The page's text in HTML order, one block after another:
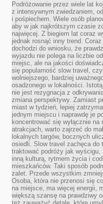
Podróżowanie przez wiele lat
z intensywnym zwiedzaniem,
i pośpiechem. Wiele osób
aby w jak najkrótszym czasie
najwięcej. Z biegiem lat coraz
jednak rosnąć inny trend.
dochodzi do wniosku, że
wyjazdu nie polega na liczbie
miejsc, ale na jakości
się popularność slow travel,
wolniejszego, bardziej
osadzonego w lokalności.
nie jest rezygnacja z
zmiana perspektywy. Zamiast
miast w tydzień, lepiej
jednym miejscu i naprawdę je
koncentrować się wyłącznie na
atrakcjach, warto zajrzeć do
lokalnych targów, bocznych
osiedli. Slow travel zachęca do
traktować podróży jak wyścigu,
inną kulturą, rytmem życia i
mieszkańców. Taki sposób
zalet. Przede wszystkim
Osoba, która nie przenosi się
na miejsce, ma więcej energii,
większą szansę na prawdziwy